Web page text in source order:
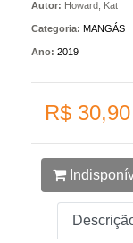
Autor: Howard, Kat
Categoria: MANGÁS
Ano: 2019
R$ 30,90